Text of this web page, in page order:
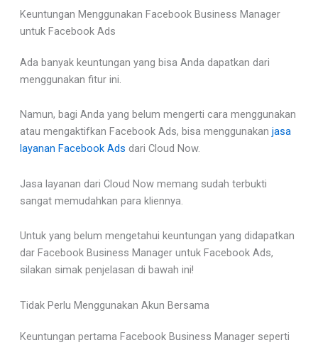
Keuntungan Menggunakan Facebook Business Manager
untuk Facebook Ads
Ada banyak keuntungan yang bisa Anda dapatkan dari
menggunakan fitur ini.
Namun, bagi Anda yang belum mengerti cara menggunakan
atau mengaktifkan Facebook Ads, bisa menggunakan jasa
layanan Facebook Ads dari Cloud Now.
Jasa layanan dari Cloud Now memang sudah terbukti
sangat memudahkan para kliennya.
Untuk yang belum mengetahui keuntungan yang didapatkan
dar Facebook Business Manager untuk Facebook Ads,
silakan simak penjelasan di bawah ini!
Tidak Perlu Menggunakan Akun Bersama
Keuntungan pertama Facebook Business Manager seperti